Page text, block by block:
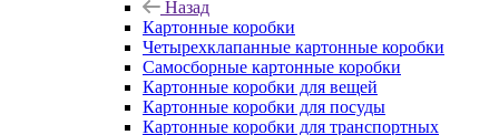
Назад
Картонные коробки
Четырехклапанные картонные коробки
Самосборные картонные коробки
Картонные коробки для вещей
Картонные коробки для посуды
Картонные коробки для транспортных